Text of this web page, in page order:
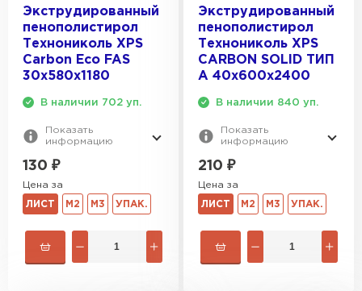
Экструдированный
пенополистирол
Технониколь XPS
Carbon Eco FAS
30х580х1180
В наличии 702 уп.
Показать
информацию
130 ₽
Цена за
ЛИСТ М2 М3 УПАК.
Экструдированный
пенополистирол
Технониколь XPS
CARBON SOLID ТИП
A 40х600х2400
В наличии 840 уп.
Показать
информацию
210 ₽
Цена за
ЛИСТ М2 М3 УПАК.